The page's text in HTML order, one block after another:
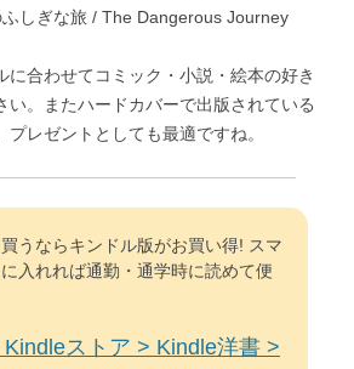
しぎな旅 / The Dangerous Journey
に合わせてコミック・小説・絵本の好き
い。またハードカバーで出版されている
レゼントとしても最適ですね。
うならキンドル版がお買い得! スマ
入れれば通勤・通学時に読めて便
ストア > Kindle洋書 >